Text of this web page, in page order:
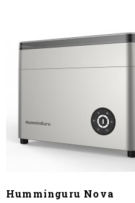
Humminguru Nova